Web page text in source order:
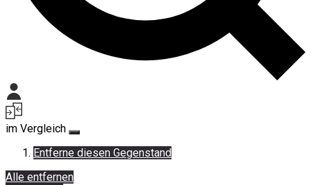
im Vergleich
Entferne diesen Gegenstand
Alle entfernen